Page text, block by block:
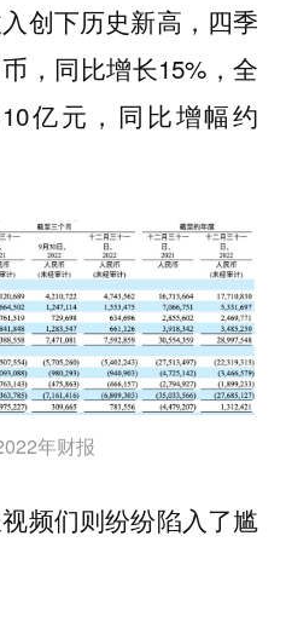
创下历史新高，四季
，同比增长15%，全
亿元，同比增幅约
年财报
频们则纷纷陷入了尴